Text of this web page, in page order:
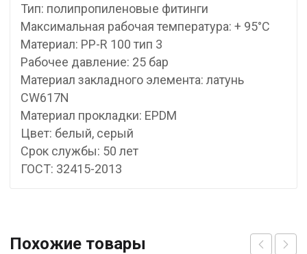
Тип: полипропиленовые фитинги
Максимальная рабочая температура: + 95°С
Материал: PP-R 100 тип 3
Рабочее давление: 25 бар
Материал закладного элемента: латунь
CW617N
Материал прокладки: EPDM
Цвет: белый, серый
Срок службы: 50 лет
ГОСТ: 32415-2013
Похожие товары